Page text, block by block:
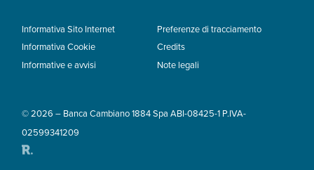
Informativa Sito Internet
Informativa Cookie
Informative e avvisi
Preferenze di tracciamento
Credits
Note legali
© 2026 – Banca Cambiano 1884 Spa ABI-08425-1 P.IVA-
02599341209